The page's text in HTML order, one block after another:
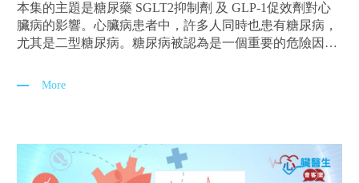
本集的主題是糖尿藥 SGLT2抑制劑 及 GLP-1促效劑對心
臟病的影響。心臟病患者中，許多人同時也患有糖尿病，
尤其是二型糖尿病。糖尿病被認為是一個重要的危險因
節目中，羅君健醫生將與梁世宙醫生一起討論糖尿藥
More